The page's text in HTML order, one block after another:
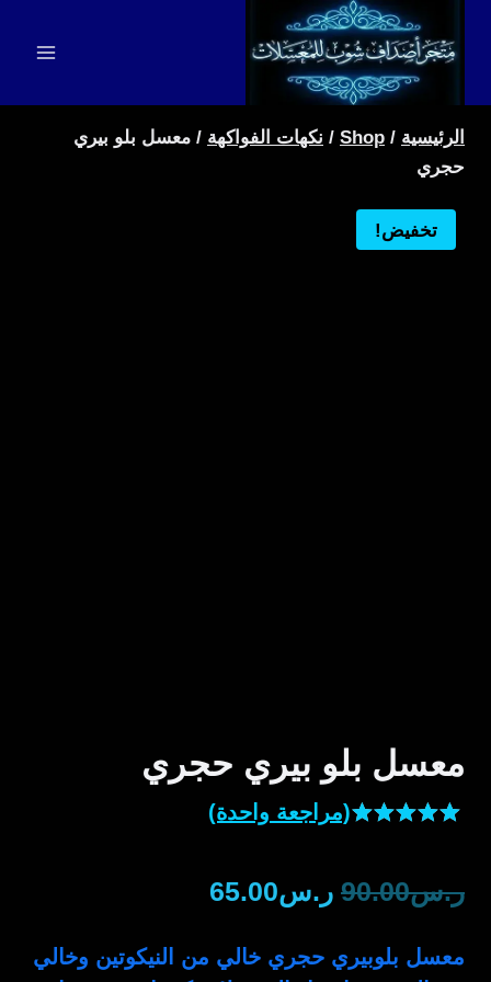
المحتوى
الرئيسية /
Shop
/ نكهات الفواكهة / معسل بلو بيري
حجري
تخفيض!
معسل بلو بيري حجري
5 بناءً على
تقييم عميل
(مراجعة واحدة)
ر.س90.00 السعر
ر.س65.00
معسل بلوبيري حجري خالي من النيكوتين وخالي